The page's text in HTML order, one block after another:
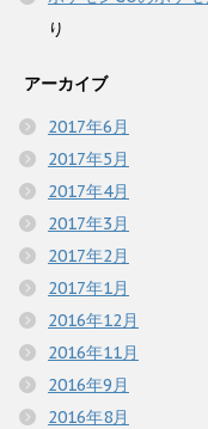
り
アーカイブ
2017年6月
2017年5月
2017年4月
2017年3月
2017年2月
2017年1月
2016年12月
2016年11月
2016年9月
2016年8月